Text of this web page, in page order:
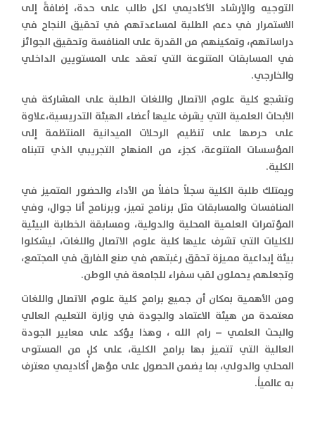
التوجيه والإرشاد الأكاديمي لكل طالب على حدة، إضافةً إلى
الاستمرار في دعم الطلبة لمساعدتهم في تحقيق النجاح في
دراساتهم، وتمكينهم من القدرة على المنافسة وتحقيق الجوائز
في المسابقات المتنوعة التي تعقد على المستويين الداخلي
والخارجي.
وتشجع كلية علوم الاتصال واللغات الطلبة على المشاركة في
الأبحاث العلمية التي يشرف عليها أعضاء الهيئة التدريسية،علاوة
على حرصها على تنظيم الرحلات الميدانية المنتظمة إلى
المؤسسات المتنوعة، كجزء من المنهاج التجريبي الذي تتبناه
الكلية.
ويمتلك طلبة الكلية سجلاً حافلاً من الأداء والحضور المتميز في
المنافسات والمسابقات مثل برنامج تميز، وبرنامج أنا جوال، وفي
المؤتمرات العلمية المحلية والدولية، ومسابقة الخطابة البيئية
للكليات التي تشرف عليها كلية علوم الاتصال واللغات، ليشكلوا
بيئة إبداعية مميزة تحقق رغبتهم في صنع الفارق في المجتمع،
وتجعلهم يحملون لقب سفراء للجامعة في الوطن.
ومن الأهمية بمكان أن جميع برامج كلية علوم الاتصال واللغات
معتمدة من هيئة الاعتماد والجودة في وزارة التعليم العالي
والبحث العلمي – رام الله ، وهذا يؤكد على معايير الجودة
العالية التي تتميز بها برامج الكلية، على كلٍ من المستوى
المحلي والدولي، بما يضمن الحصول على مؤهل أكاديمي معترف
به عالمياً.